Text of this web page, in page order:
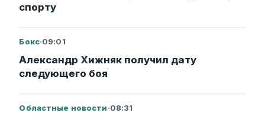
спорту
Бокс·09:01
Александр Хижняк получил дату
следующего боя
Областные новости·08:31